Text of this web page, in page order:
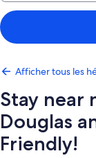
Afficher tous les
Stay near
Douglas
Friendly!